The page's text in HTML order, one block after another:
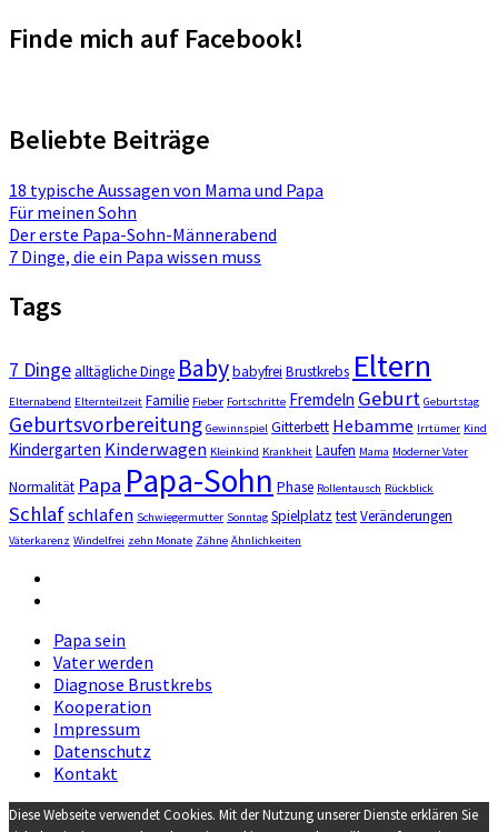
Finde mich auf Facebook!
Beliebte Beiträge
18 typische Aussagen von Mama und Papa
Für meinen Sohn
Der erste Papa-Sohn-Männerabend
7 Dinge, die ein Papa wissen muss
Tags
7 Dinge alltägliche Dinge Babybabyfrei Brustkrebs Eltern
Elternabend Elternteilzeit Familie Fieber Fortschritte Fremdeln Geburt Geburtstag
Geburtsvorbereitung Gewinnspiel Gitterbett Hebamme Irrtümer Kind
Kindergarten Kinderwagen Kleinkind Krankheit Laufen Mama Moderner Vater
Normalität Papa Papa-Sohn Phase Rollentausch Rückblick
Schlafschlafen Schwiegermutter Sonntag SpielplatztestVeränderungen
Väterkarenz Windelfrei zehn Monate Zähne Ähnlichkeiten
Papa sein
Vater werden
Diagnose Brustkrebs
Kooperation
Impressum
Datenschutz
Kontakt
Diese Webseite verwendet Cookies. Mit der Nutzung unserer Dienste erklären Sie